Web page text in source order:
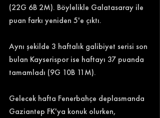
(22G 6B 2M). Böylelikle Galatasaray ile
puan farkı yeniden 5'e çıktı.
Aynı şekilde 3 haftalık galibiyet serisi son
bulan Kayserispor ise haftayı 37 puanda
tamamladı (9G 10B 11M).
Gelecek hafta Fenerbahçe deplasmanda
Gaziantep FK'ya konuk olurken,